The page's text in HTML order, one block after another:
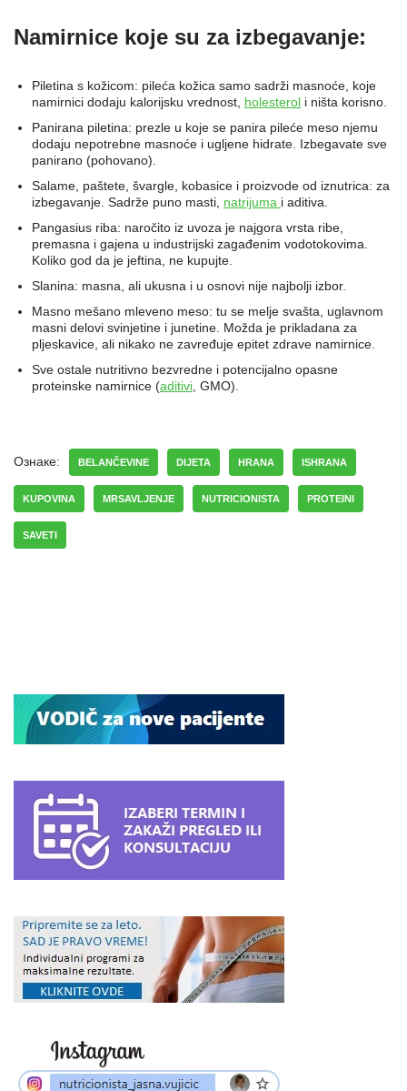
Namirnice koje su za izbegavanje:
Piletina s kožicom: pileća kožica samo sadrži masnoće, koje
namirnici dodaju kalorijsku vrednost, holesterol i ništa korisno.
Panirana piletina: prezle u koje se panira pileće meso njemu
dodaju nepotrebne masnoće i ugljene hidrate. Izbegavate sve
panirano (pohovano).
Salame, paštete, švargle, kobasice i proizvode od iznutrica: za
izbegavanje. Sadrže puno masti, natrijuma i aditiva.
Pangasius riba: naročito iz uvoza je najgora vrsta ribe,
premasna i gajena u industrijski zagađenim vodotokovima.
Koliko god da je jeftina, ne kupujte.
Slanina: masna, ali ukusna i u osnovi nije najbolji izbor.
Masno mešano mleveno meso: tu se melje svašta, uglavnom
masni delovi svinjetine i junetine. Možda je prikladana za
pljeskavice, ali nikako ne zavređuje epitet zdrave namirnice.
Sve ostale nutritivno bezvredne i potencijalno opasne
proteinske namirnice (aditivi , GMO).
Ознаке: BELANČEVINE DIJETA HRANA ISHRANA
KUPOVINA MRSAVLJENJE NUTRICIONISTA PROTEINI
SAVETI